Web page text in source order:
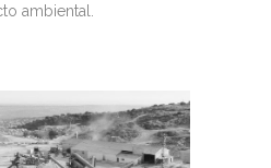
ambiental.